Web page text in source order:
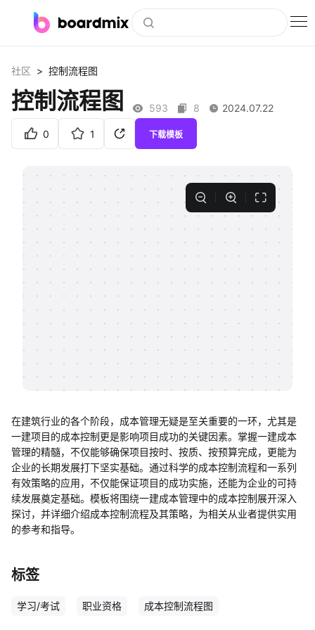
社区资源
企业服务
私有化部署
客户案例
支持
社区 > 控制流程图
控制流程图 593 8 2024.07.22
0 1 下载模板
在建筑行业的各个阶段，成本管理无疑是至关重要的一环，尤其是
一建项目的成本控制更是影响项目成功的关键因素。掌握一建成本
管理的精髓，不仅能够确保项目按时、按质、按预算完成，更能为
企业的长期发展打下坚实基础。通过科学的成本控制流程和一系列
有效策略的应用，不仅能保证项目的成功实施，还能为企业的可持
续发展奠定基础。模板将围绕一建成本管理中的成本控制展开深入
探讨，并详细介绍成本控制流程及其策略，为相关从业者提供实用
的参考和指导。
标签
学习/考试 职业资格 成本控制流程图